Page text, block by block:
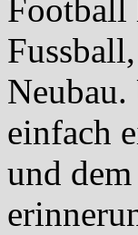
Football
einfach
und